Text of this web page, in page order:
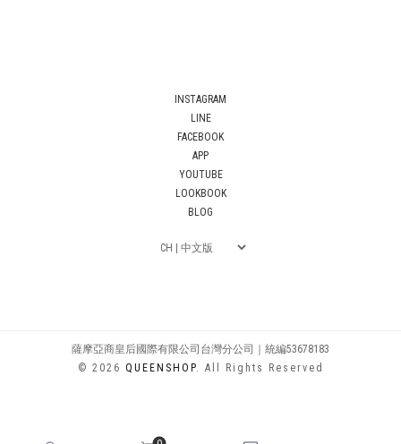
INSTAGRAM
LINE
FACEBOOK
APP
YOUTUBE
LOOKBOOK
BLOG
薩摩亞商皇后國際有限公司台灣分公司｜統編53678183
© 2026 QUEENSHOP. All Rights Reserved